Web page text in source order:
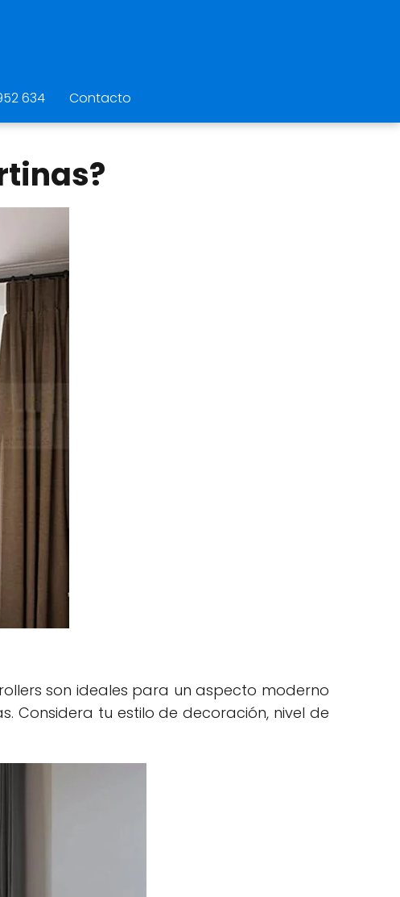
634 Contacto
son ideales para un aspecto moderno
Considera tu estilo de decoración, nivel de